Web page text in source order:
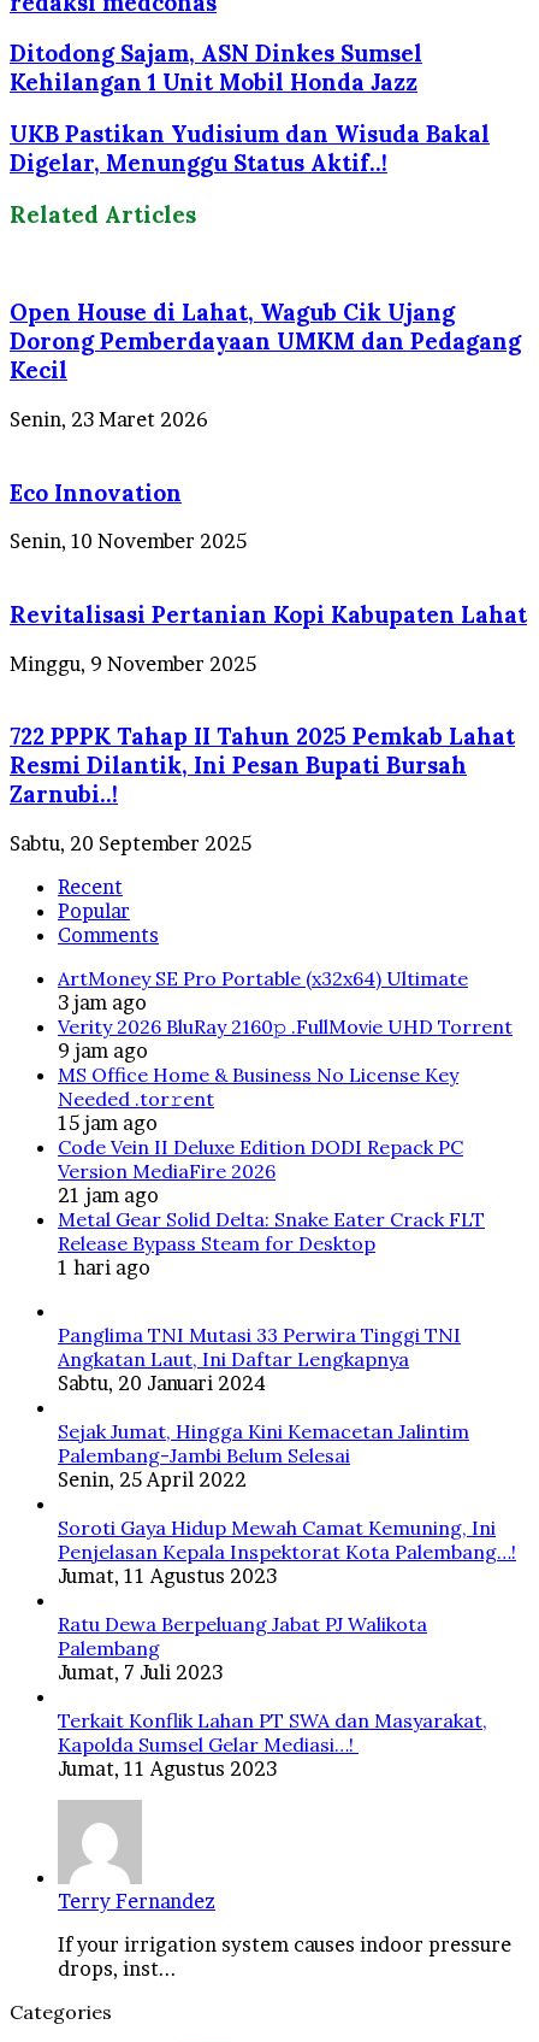
Ditodong Sajam, ASN Dinkes Sumsel
Kehilangan 1 Unit Mobil Honda Jazz
UKB Pastikan Yudisium dan Wisuda Bakal
Digelar, Menunggu Status Aktif..!
Related Articles
Open House di Lahat, Wagub Cik Ujang
Dorong Pemberdayaan UMKM dan Pedagang
Kecil
Senin, 23 Maret 2026
Eco Innovation
Senin, 10 November 2025
Revitalisasi Pertanian Kopi Kabupaten Lahat
Minggu, 9 November 2025
722 PPPK Tahap II Tahun 2025 Pemkab Lahat
Resmi Dilantik, Ini Pesan Bupati Bursah
Zarnubi..!
Sabtu, 20 September 2025
Recent
Popular
Comments
ArtMoney SE Pro Portable (x32x64) Ultimate
3 jam ago
Verity 2026 BluRay 2160𝚙 .FullMov𝗂e UHD Torrent
9 jam ago
MS Office Home & Business No License Key
Needed .tоr𝚛еnt
15 jam ago
Code Vein II Deluxe Edition DODI Repack PC
Version MediaFire 2026
21 jam ago
Metal Gear Solid Delta: Snake Eater Crack FLT
Release Bypass Steam for Desktop
1 hari ago
Panglima TNI Mutasi 33 Perwira Tinggi TNI
Angkatan Laut, Ini Daftar Lengkapnya
Sabtu, 20 Januari 2024
Sejak Jumat, Hingga Kini Kemacetan Jalintim
Palembang-Jambi Belum Selesai
Senin, 25 April 2022
Soroti Gaya Hidup Mewah Camat Kemuning, Ini
Penjelasan Kepala Inspektorat Kota Palembang…!
Jumat, 11 Agustus 2023
Ratu Dewa Berpeluang Jabat PJ Walikota
Palembang
Jumat, 7 Juli 2023
Terkait Konflik Lahan PT SWA dan Masyarakat,
Kapolda Sumsel Gelar Mediasi…!
Jumat, 11 Agustus 2023
Terry Fernandez
If your irrigation system causes indoor pressure
drops, inst...
Categories